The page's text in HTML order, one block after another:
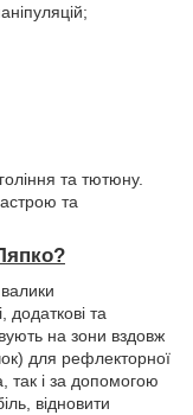
та тютюну.
та
додаткові та
на зони вздовж
для рефлекторної
так і за допомогою
відновити